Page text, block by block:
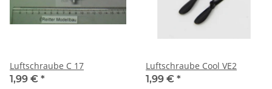
Luftschraube C 17
1,99 € *
Luftschraube Cool VE2
1,99 € *